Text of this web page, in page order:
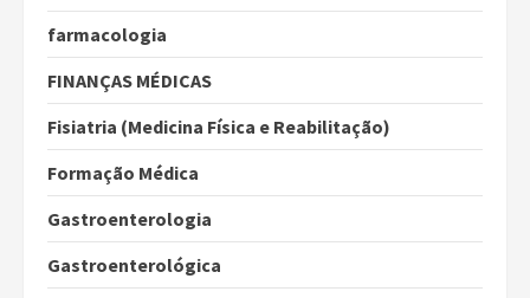
farmacologia
FINANÇAS MÉDICAS
Fisiatria (Medicina Física e Reabilitação)
Formação Médica
Gastroenterologia
Gastroenterológica